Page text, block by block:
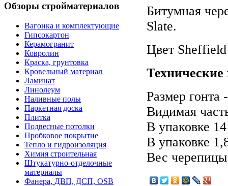
Обзоры стройматериалов
Вагонка и комплектующие
Гипсокартон
Керамогранит
Ковролин
Краска, грунтовка
Кровельный материал
Ламинат
Линолеум
Наливные полы
Паркетная доска
Плитка
Подвесные потолки
Пробковое покрытие
Тепло и гидроизоляция
Химия строительная
Штукатурно-отделочные
материалы
Фанера, ДВП, ДСП, OSB
Битумная
Slate.
Цвет
Размер
Видимая
В упаковке
В упаковке
Вес